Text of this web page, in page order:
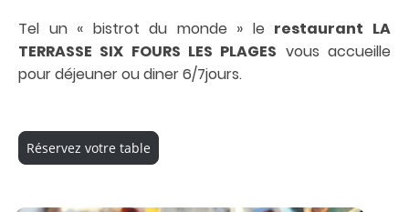
Tel un « bistrot du monde » le restaurant LA
TERRASSE SIX FOURS LES PLAGES vous accueille
pour déjeuner ou diner 6/7jours.
Réservez votre table